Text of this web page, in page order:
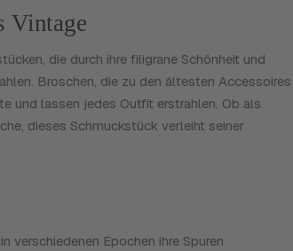
Vintage
die durch ihre filigrane Schönheit und
Broschen, die zu den ältesten Accessoires
und lassen jedes Outfit erstrahlen. Ob als
dieses Schmuckstück verleiht seiner
verschiedenen Epochen ihre Spuren